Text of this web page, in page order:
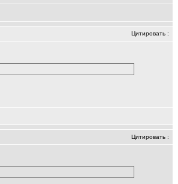
Цитировать :
Цитировать :